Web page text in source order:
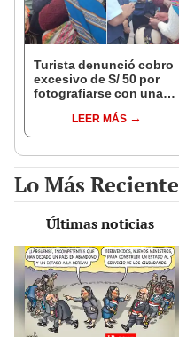
Turista denunció cobro
excesivo de S/ 50 por
fotografiarse con una
Serenazgo recuperó el
dinero
LEER MÁS
Lo Más Reciente
Últimas noticias